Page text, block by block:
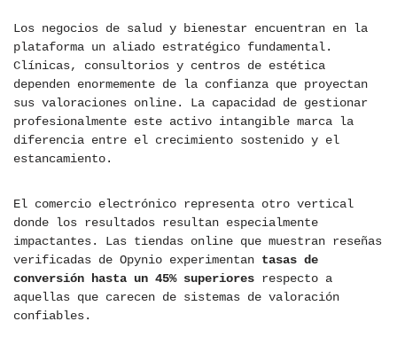
Los negocios de salud y bienestar encuentran en la
plataforma un aliado estratégico fundamental.
Clínicas, consultorios y centros de estética
dependen enormemente de la confianza que proyectan
sus valoraciones online. La capacidad de gestionar
profesionalmente este activo intangible marca la
diferencia entre el crecimiento sostenido y el
estancamiento.
El comercio electrónico representa otro vertical
donde los resultados resultan especialmente
impactantes. Las tiendas online que muestran reseñas
verificadas de Opynio experimentan tasas de
conversión hasta un 45% superiores respecto a
aquellas que carecen de sistemas de valoración
confiables.